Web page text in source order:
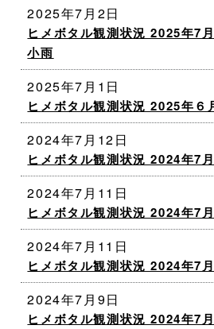
2025年7月2日
ヒメボタル観測状況 2025年7
小雨
2025年7月1日
ヒメボタル観測状況 2025年６
2024年7月12日
ヒメボタル観測状況 2024年7
2024年7月11日
ヒメボタル観測状況 2024年7
2024年7月11日
ヒメボタル観測状況 2024年7
2024年7月9日
ヒメボタル観測状況 2024年7